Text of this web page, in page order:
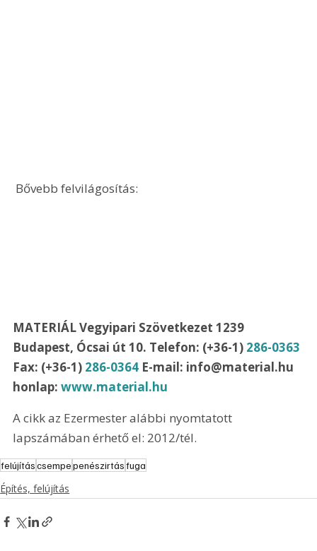
Bővebb felvilágosítás:
MATERIÁL Vegyipari Szövetkezet 1239
Budapest, Ócsai út 10. Telefon: (+36-1) 286-0363
Fax: (+36-1) 286-0364 E-mail: info@material.hu
honlap: www.material.hu
A cikk az Ezermester alábbi nyomtatott
lapszámában érhető el: 2012/tél.
felújításcsempepenészirtásfuga
Építés, felújítás